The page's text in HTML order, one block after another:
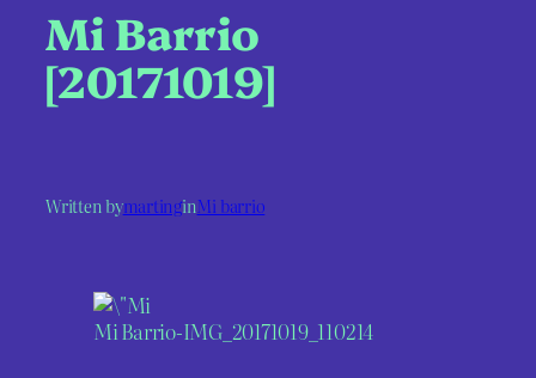
Mi Barrio
[20171019]
Written bymartinginMi barrio
Mi Barrio-IMG_20171019_110214